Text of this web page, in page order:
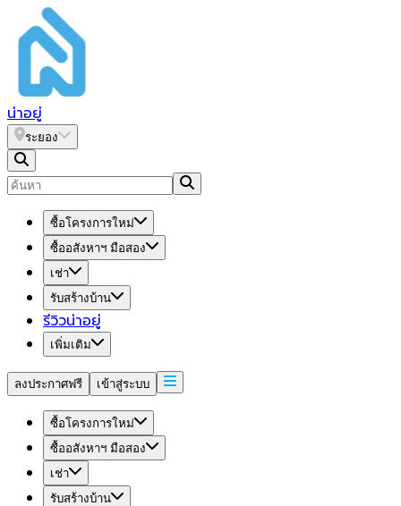
น่าอยู่
ระยอง
ซื้อโครงการใหม่
ซื้ออสังหาฯ มือสอง
เช่า
รับสร้างบ้าน
รีวิวน่าอยู่
เพิ่มเติม
ลงประกาศฟรี เข้าสู่ระบบ
ซื้อโครงการใหม่
ซื้ออสังหาฯ มือสอง
เช่า
รับสร้างบ้าน